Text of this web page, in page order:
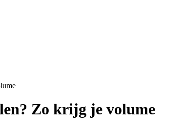
Zo krijg je volume